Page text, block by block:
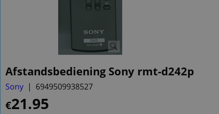
Afstandsbediening Sony rmt-d242p
Sony 6949509938527
€21.95